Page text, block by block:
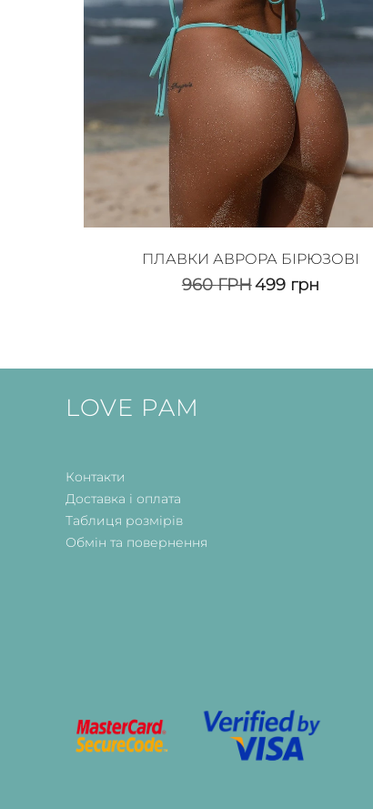
ПЛАВКИ АВРОРА БІРЮЗОВІ
960ГРН499 грн
LOVE PAM
Контакти
Доставка і оплата
Таблиця розмірів
Обмін та повернення